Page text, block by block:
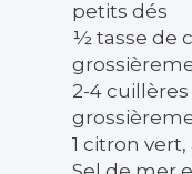
petits dés
½ tasse de
2-4
1 citron vert,